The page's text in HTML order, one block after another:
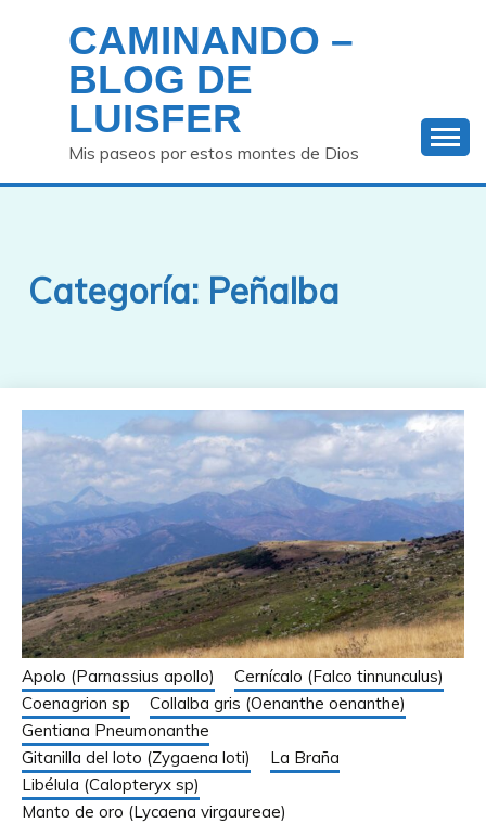
contenido
CAMINANDO –
BLOG DE
LUISFER
Mis paseos por estos montes de Dios
Categoría: Peñalba
Apolo (Parnassius apollo)
Cernícalo (Falco tinnunculus)
Coenagrion sp
Collalba gris (Oenanthe oenanthe)
Gentiana Pneumonanthe
Gitanilla del loto (Zygaena loti)
La Braña
Libélula (Calopteryx sp)
Manto de oro (Lycaena virgaureae)